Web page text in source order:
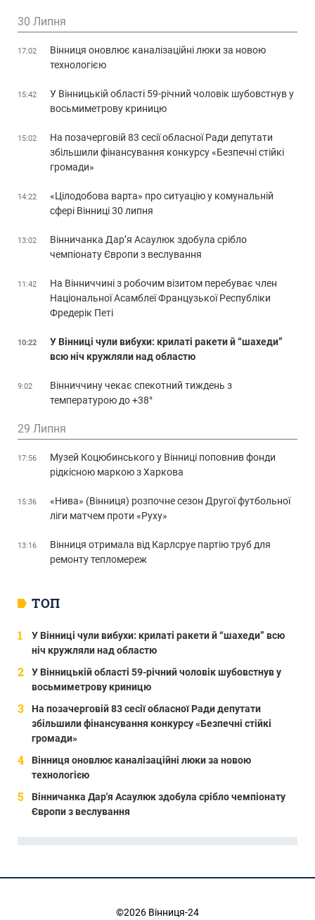
ТОП
У Вінниці чули вибухи: крилаті ракети й “шахеди” всю
ніч кружляли над областю
У Вінницькій області 59-річний чоловік шубовстнув у
восьмиметрову криницю
На позачерговій 83 сесії обласної Ради депутати
збільшили фінансування конкурсу «Безпечні стійкі
громади»
Вінниця оновлює каналізаційні люки за новою
технологією
Вінничанка Дар'я Асаулюк здобула срібло чемпіонату
Європи з веслування
30 Липня
17:02
Вінниця оновлює каналізаційні люки за новою
технологією
15:42
У Вінницькій області 59-річний чоловік шубовстнув у
восьмиметрову криницю
15:02
На позачерговій 83 сесії обласної Ради депутати
збільшили фінансування конкурсу «Безпечні стійкі
громади»
14:22
«Цілодобова варта» про ситуацію у комунальній
сфері Вінниці 30 липня
13:02
Вінничанка Дар’я Асаулюк здобула срібло
чемпіонату Європи з веслування
11:42
На Вінниччині з робочим візитом перебуває член
Національної Асамблеї Французької Республіки
Фредерік Петі
10:22
У Вінниці чули вибухи: крилаті ракети й “шахеди”
всю ніч кружляли над областю
9:02
Вінниччину чекає спекотний тиждень з
температурою до +38°
29 Липня
17:56
Музей Коцюбинського у Вінниці поповнив фонди
рідкісною маркою з Харкова
15:36
«Нива» (Вінниця) розпочне сезон Другої футбольної
ліги матчем проти «Руху»
13:16
Вінниця отримала від Карлсруе партію труб для
ремонту тепломереж
©2026 Вінниця-24